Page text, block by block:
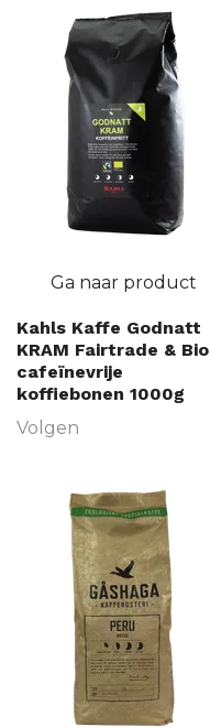
Ga naar product
Kahls Kaffe Godnatt
KRAM Fairtrade & Bio
cafeïnevrije
koffiebonen 1000g
Volgen